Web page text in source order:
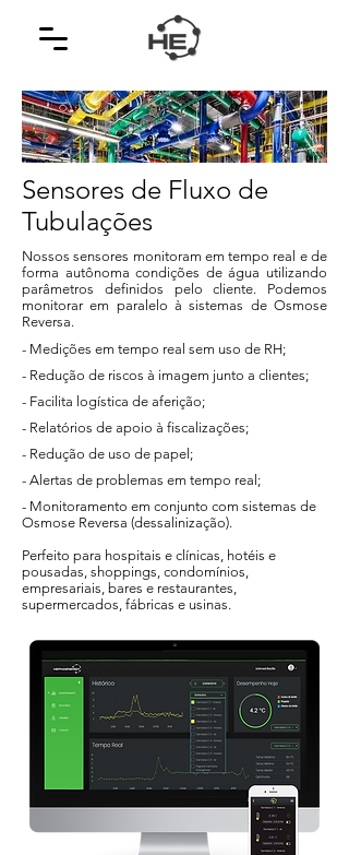
Sensores de Fluxo de
Tubulações
Nossos sensores monitoram em tempo real e de
forma autônoma condições de água utilizando
parâmetros definidos pelo cliente. Podemos
monitorar em paralelo à sistemas de Osmose
Reversa.
- Medições em tempo real sem uso de RH;
- Redução de riscos à imagem junto a clientes;
- Facilita logística de aferição;
- Relatórios de apoio à fiscalizações;
- Redução de uso de papel;
- Alertas de problemas em tempo real;
- Monitoramento em conjunto com sistemas de
Osmose Reversa (dessalinização).
Perfeito para hospitais e clínicas, hotéis e
pousadas, shoppings, condomínios,
empresariais, bares e restaurantes,
supermercados, fábricas e usinas.